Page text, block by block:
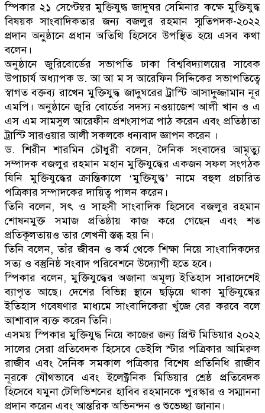
স্পিকার ২১ সেপ্টেম্বর মুক্তিযুদ্ধ জাদুঘর সেমিনার কক্ষে মুক্তিযুদ্ধ
বিষয়ক সাংবাদিকতার জন্য বজলুর রহমান স্মৃতিপদক-২০২২
প্রদান অনুষ্ঠানে প্রধান অতিথি হিসেবে উপস্থিত হয়ে এসব কথা
বলেন।
অনুষ্ঠানে জুরিবোর্ডের সভাপতি ঢাকা বিশ্ববিদ্যালয়ের সাবেক
উপাচার্য অধ্যাপক ড. আ আ ম স আরেফিন সিদ্দিকের সভাপতিত্বে
স্বাগত বক্তব্য রাখেন মুক্তিযুদ্ধ জাদুঘরের ট্রাস্টি আসাদুজ্জামান নূর
এমপি। অনুষ্ঠানে জুরি বোর্ডের সদস্য নওয়াজেশ আলী খান ও এ
এস এম সামসুল আরেফীন প্রশংসাপত্র পাঠ করেন এবং প্রতিষ্ঠাতা
ট্রাস্টি সারওয়ার আলী সকলকে ধন্যবাদ জ্ঞাপন করেন ।
ড. শিরীন শারমিন চৌধুরী বলেন, দৈনিক সংবাদের আমৃত্যু
সম্পাদক বজলুর রহমান মহান মুক্তিযুদ্ধের একজন সফল সংগঠক
যিনি মুক্তিযুদ্ধের ক্রান্তিকালে ‘মুক্তিযুদ্ধ’ নামে বহুল প্রচারিত
পত্রিকার সম্পাদকের দায়িত্ব পালন করেন।
তিনি বলেন, সৎ ও সাহসী সাংবাদিক হিসেবে বজলুর রহমান
শোষনমুক্ত সমাজ প্রতিষ্ঠায় কাজ করে গেছেন এবং শত
প্রতিকূলতায়ও তার লেখনী স্তব্ধ হয় নি।
তিনি বলেন, তাঁর জীবন ও কর্ম থেকে শিক্ষা নিয়ে সাংবাদিকদের
সত্য ও বস্তুনিষ্ঠ সংবাদ পরিবেশনে উদ্যোগী হতে হবে।
স্পিকার বলেন, মুক্তিযুদ্ধের অজানা অমূল্য ইতিহাস সারাদেশেই
ব্যাপৃত আছে। দেশের বিভিন্ন স্থানে ছড়িয়ে থাকা মুক্তিযুদ্ধের
ইতিহাস গবেষণার মাধ্যমে সাংবাদিকেরা খুঁজে বের করবে বলে
আশাবাদ ব্যক্ত করেন তিনি।
এসময় স্পিকার মুক্তিযুদ্ধ নিয়ে কাজের জন্য প্রিন্ট মিডিয়ার ২০২২
সালের সেরা প্রতিবেদক হিসেবে ডেইলি স্টার পত্রিকার আমিরুল
রাজীব এবং দৈনিক সমকাল পত্রিকার বিশেষ প্রতিনিধি রাজীব
নূরকে যৌথভাবে এবং ইলেক্ট্রনিক মিডিয়ার শ্রেষ্ঠ প্রতিবেদক
হিসেবে যমুনা টেলিভিশনের হাবিব রহমানকে পুরস্কার ও সম্মাননা
প্রদান করেন এবং আন্তরিক অভিনন্দন ও শুভেচ্ছা জানান।